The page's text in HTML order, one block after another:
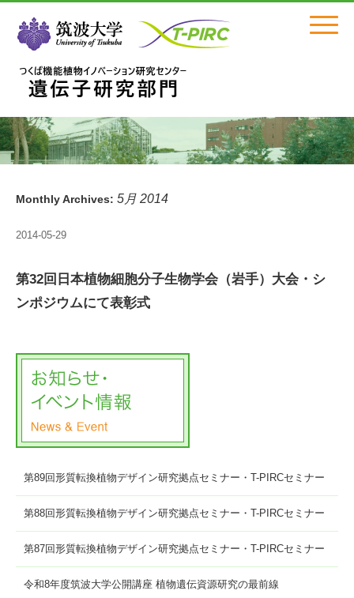
Click
Monthly Archives: 5月 2014
2014-05-29
第32回日本植物細胞分子生物学会（岩手）大会・シ
ンポジウムにて表彰式
第89回形質転換植物デザイン研究拠点セミナー・T-PIRCセミナー
第88回形質転換植物デザイン研究拠点セミナー・T-PIRCセミナー
第87回形質転換植物デザイン研究拠点セミナー・T-PIRCセミナー
令和8年度筑波大学公開講座 植物遺伝資源研究の最前線